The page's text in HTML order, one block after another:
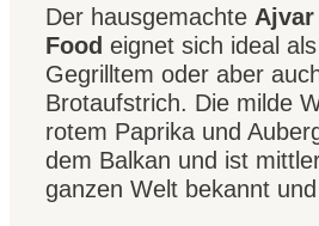
Der hausgemachte Ajvar
Food eignet sich ideal
Gegrilltem oder aber
Brotaufstrich. Die milde
rotem Paprika und
dem Balkan und ist
ganzen Welt bekannt